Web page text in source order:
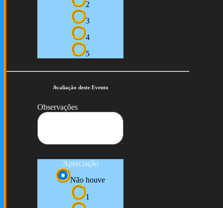
2
3
4
5
Avaliação deste Evento
Observações
Apreciação
Não houve
1